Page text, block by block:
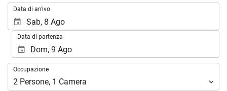
Data di arrivo
Data di partenza
Occupazione
Occupazione
2 Persone, 1 Camera